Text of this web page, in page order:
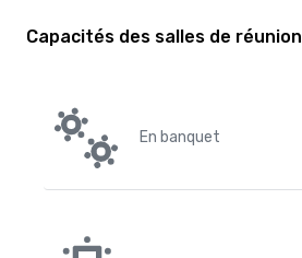
Capacités des salles de réunion
En banquet